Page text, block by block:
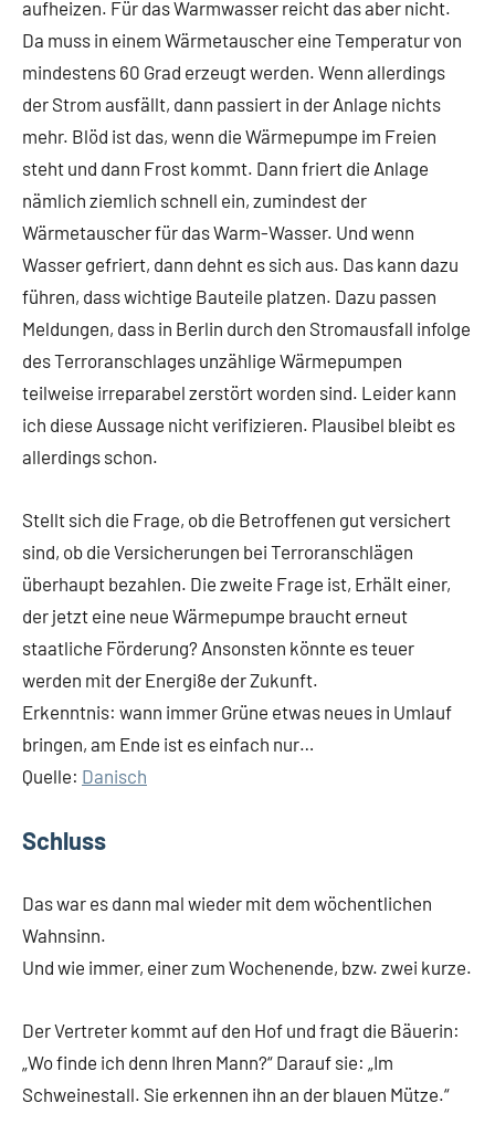
aufheizen. Für das Warmwasser reicht das aber nicht.
Da muss in einem Wärmetauscher eine Temperatur von
mindestens 60 Grad erzeugt werden. Wenn allerdings
der Strom ausfällt, dann passiert in der Anlage nichts
mehr. Blöd ist das, wenn die Wärmepumpe im Freien
steht und dann Frost kommt. Dann friert die Anlage
nämlich ziemlich schnell ein, zumindest der
Wärmetauscher für das Warm-Wasser. Und wenn
Wasser gefriert, dann dehnt es sich aus. Das kann dazu
führen, dass wichtige Bauteile platzen. Dazu passen
Meldungen, dass in Berlin durch den Stromausfall infolge
des Terroranschlages unzählige Wärmepumpen
teilweise irreparabel zerstört worden sind. Leider kann
ich diese Aussage nicht verifizieren. Plausibel bleibt es
allerdings schon.
Stellt sich die Frage, ob die Betroffenen gut versichert
sind, ob die Versicherungen bei Terroranschlägen
überhaupt bezahlen. Die zweite Frage ist, Erhält einer,
der jetzt eine neue Wärmepumpe braucht erneut
staatliche Förderung? Ansonsten könnte es teuer
werden mit der Energi8e der Zukunft.
Erkenntnis: wann immer Grüne etwas neues in Umlauf
bringen, am Ende ist es einfach nur…
Quelle: Danisch
Schluss
Das war es dann mal wieder mit dem wöchentlichen
Wahnsinn.
Und wie immer, einer zum Wochenende, bzw. zwei kurze.
Der Vertreter kommt auf den Hof und fragt die Bäuerin:
„Wo finde ich denn Ihren Mann?“ Darauf sie: „Im
Schweinestall. Sie erkennen ihn an der blauen Mütze.“